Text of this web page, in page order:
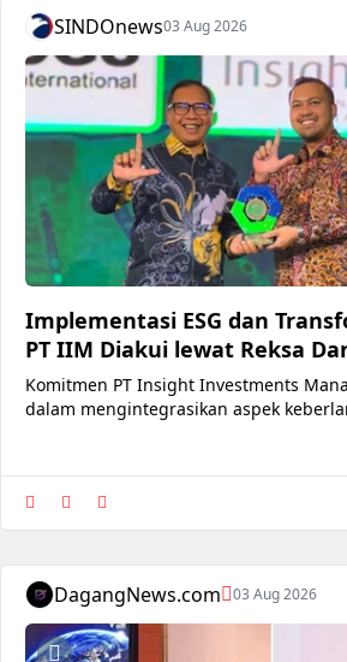
SINDOnews03 Aug 2026
Implementasi ESG dan
PT IIM Diakui lewat Reksa
InvestasiIN
Komitmen PT Insight Investments
dalam mengintegrasikan aspek
DagangNews.com 03 Aug 2026